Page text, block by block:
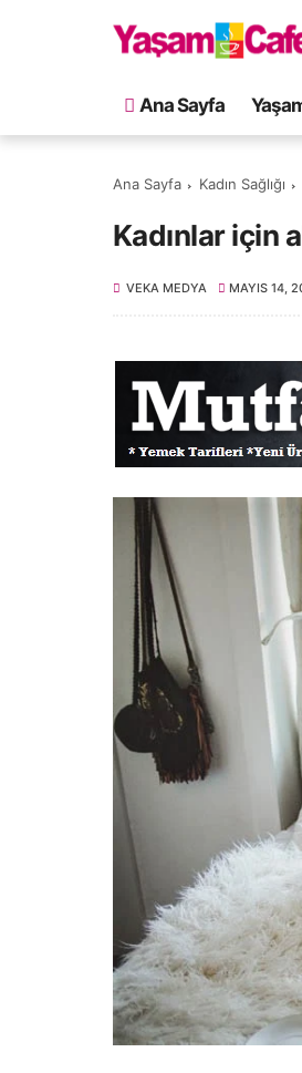
Ana Sayfa
Ana Sayfa Kadın Sağlığı
Kadınlar için
VEKA MEDYA MAYIS 14,